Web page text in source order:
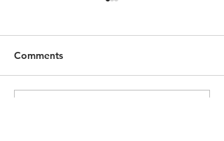
Comments